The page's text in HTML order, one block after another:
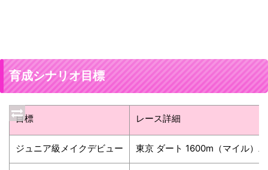
育成シナリオ目標
目標 レース詳細
ジュニア級メイクデビュー 東京 ダート 1600m（マイル）